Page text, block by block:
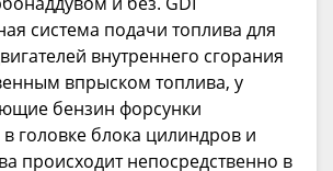
система подачи топлива для
внутреннего сгорания
впрыском топлива, у
бензин форсунки
головке блока цилиндров и
происходит непосредственно в